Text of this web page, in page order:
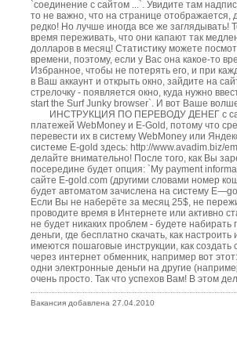
`соединение с сайтом ...`. Увидите там
то не важно, что на странице
редко! Но лучше иногда все же заглядывать!
время переживать, что они капают так
долларов в месяц! Статистику можете
времени, поэтому, если у Вас она какое-то
Избранное, чтобы не потерять его, и при
в Ваш аккаунт и открыть окно, зайдите на
стрелочку - появляется окно, куда нужно
start the Surf Junky browser`. И вот Ваше
ИНСТРУКЦИЯ ПО ПЕРЕВОДУ ДЕНЕГ с сайта
платежей WebMoney и E-Gold, потому что
перевести их в систему WebMoney или
системе E-gold здесь: http://www.avadim.biz/
делайте внимательно! После того, как Вы
посередине будет опция: `My payment
сайте Е-gold.соm (другими словами номер
будет автоматом зачислена на систему
Если Вы не наберёте за месяц 25$, не
проводите время в Интернете или активно
не будет никаких проблем - будете
деньги, где бесплатно скачать, как
имеются пошаговые инструкции, как создать
через интернет обменник, например вот
одни электронные деньги на другие
очень просто. Так что успехов Вам! В этом
Вакансия добавлена 27.04.2010